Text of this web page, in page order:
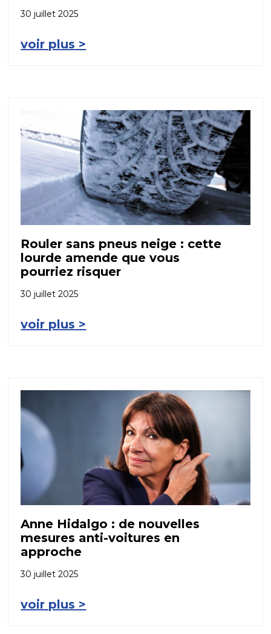
30 juillet 2025
voir plus >
Rouler sans pneus neige : cette
lourde amende que vous
pourriez risquer
30 juillet 2025
voir plus >
Anne Hidalgo : de nouvelles
mesures anti-voitures en
approche
30 juillet 2025
voir plus >